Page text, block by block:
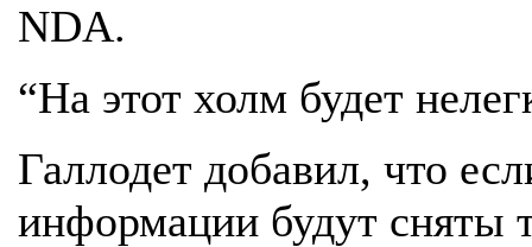
NDA.
“На этот холм будет
Галлодет добавил, что
информации будут сняты